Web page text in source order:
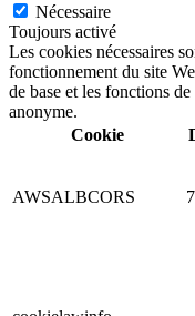
Nécessaire
Toujours activé
Les cookies nécessaires
fonctionnement du site
de base et les fonctions
anonyme.
Cookie
AWSALBCORS